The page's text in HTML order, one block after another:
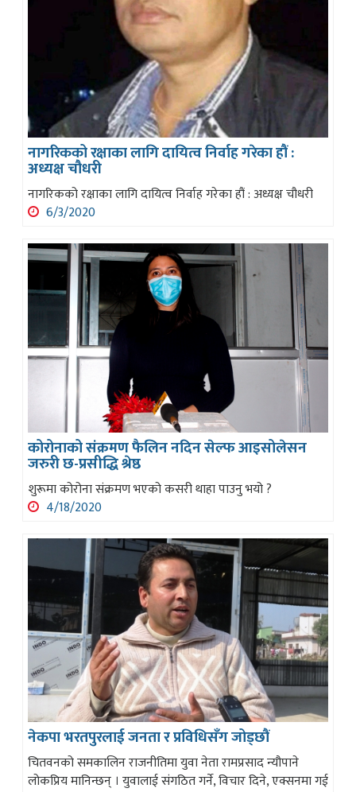
नागरिकको रक्षाका लागि दायित्व निर्वाह गरेका हौं :
अध्यक्ष चौधरी
नागरिकको रक्षाका लागि दायित्व निर्वाह गरेका हौं : अध्यक्ष चौधरी
6/3/2020
कोरोनाको संक्रमण फैलिन नदिन सेल्फ आइसोलेसन
जरुरी छ-प्रसीद्धि श्रेष्ठ
शुरूमा कोरोना संक्रमण भएको कसरी थाहा पाउनु भयो ?
4/18/2020
नेकपा भरतपुरलाई जनता र प्रविधिसँग जोड्छौं
चितवनको समकालिन राजनीतिमा युवा नेता रामप्रसाद न्यौपाने
लोकप्रिय मानिन्छन् । युवालाई संगठित गर्ने, विचार दिने, एक्सनमा गई